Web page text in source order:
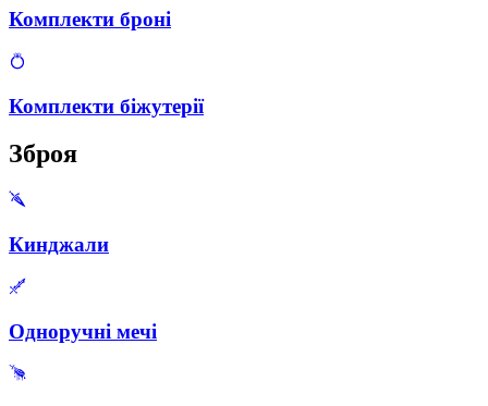
Комплекти броні
Комплекти біжутерії
Зброя
Кинджали
Одноручні мечі